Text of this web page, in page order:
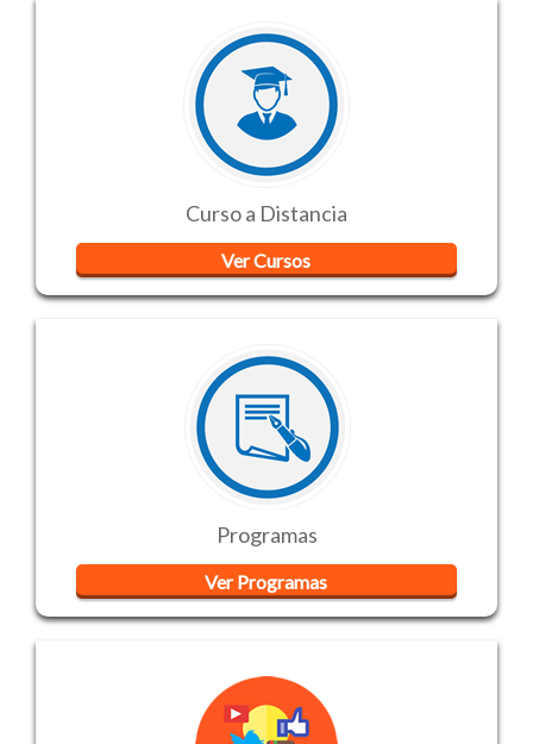
Curso a Distancia
Ver Cursos
Programas
Ver Programas